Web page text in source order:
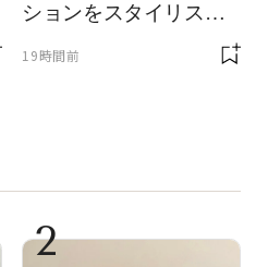
ションをスタイリスト
19時間前
2